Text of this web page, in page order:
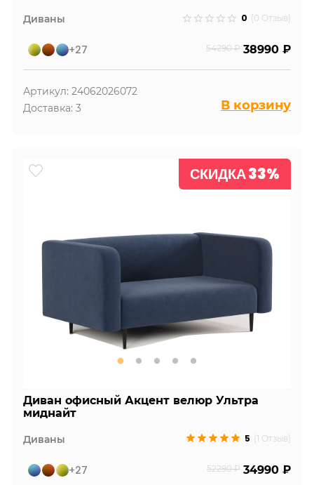
Диваны 0 (0 Отзыв)
+27 54290 ₽ 38990 ₽
Артикул: 24062026072
Доставка: 3
В корзину
СКИДКА 33%
Диван офисный Акцент велюр Ультра
миднайт
Диваны 5 (1 Отзыв)
+27 52290 ₽ 34990 ₽